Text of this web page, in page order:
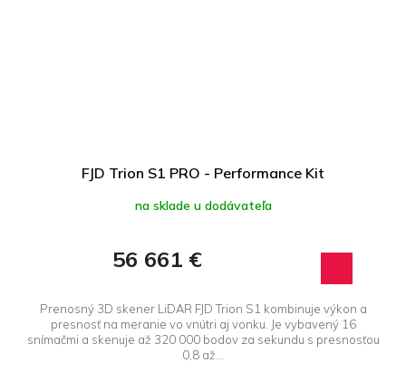
FJD Trion S1 PRO - Performance Kit
na sklade u dodávateľa
56 661 €
Prenosný 3D skener LiDAR FJD Trion S1 kombinuje výkon a
presnosť na meranie vo vnútri aj vonku. Je vybavený 16
snímačmi a skenuje až 320 000 bodov za sekundu s presnosťou
0,8 až...